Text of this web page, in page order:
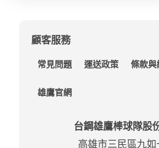
顧客服務
常見問題 運送政策 條款與
雄鷹官網
台鋼雄鷹棒球隊股
高雄市三民區九